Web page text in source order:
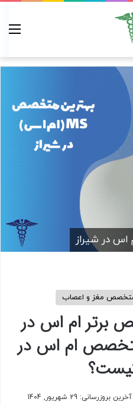
در شیراز
مغز و اعصاب
متخصص برتر ام اس در
ام اس در
آخرین بروزرسانی: 29 شهریور, 1404